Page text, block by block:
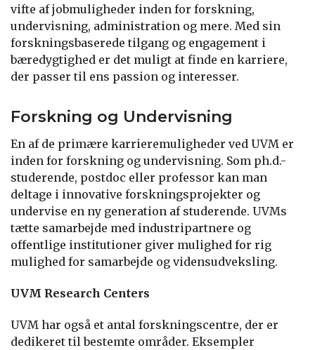
vifte af jobmuligheder inden for forskning,
undervisning, administration og mere. Med sin
forskningsbaserede tilgang og engagement i
bæredygtighed er det muligt at finde en karriere,
der passer til ens passion og interesser.
Forskning og Undervisning
En af de primære karrieremuligheder ved UVM er
inden for forskning og undervisning. Som ph.d.-
studerende, postdoc eller professor kan man
deltage i innovative forskningsprojekter og
undervise en ny generation af studerende. UVMs
tætte samarbejde med industripartnere og
offentlige institutioner giver mulighed for rig
mulighed for samarbejde og vidensudveksling.
UVM Research Centers
UVM har også et antal forskningscentre, der er
dedikeret til bestemte områder. Eksempler